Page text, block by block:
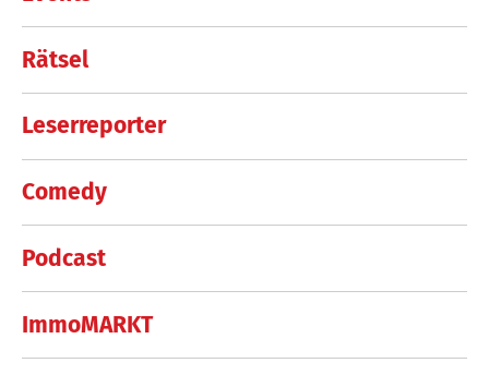
Rätsel
Leserreporter
Comedy
Podcast
ImmoMARKT